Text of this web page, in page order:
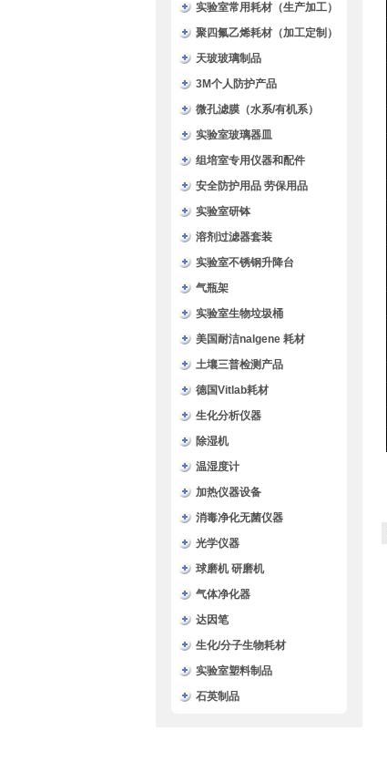
实验室常用耗材（生产加工）
聚四氟乙烯耗材（加工定制）
天玻玻璃制品
3M个人防护产品
微孔滤膜（水系/有机系）
实验室玻璃器皿
组培室专用仪器和配件
安全防护用品 劳保用品
实验室研钵
溶剂过滤器套装
实验室不锈钢升降台
气瓶架
实验室生物垃圾桶
美国耐洁nalgene 耗材
土壤三普检测产品
德国Vitlab耗材
生化分析仪器
除湿机
温湿度计
加热仪器设备
消毒净化无菌仪器
光学仪器
球磨机 研磨机
气体净化器
达因笔
生化/分子生物耗材
实验室塑料制品
石英制品